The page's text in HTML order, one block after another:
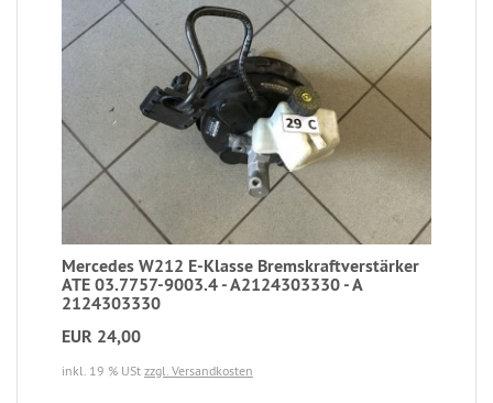
Mercedes W212 E-Klasse Bremskraftverstärker
ATE 03.7757-9003.4 - A2124303330 - A
2124303330
EUR 24,00
inkl. 19 % USt zzgl. Versandkosten